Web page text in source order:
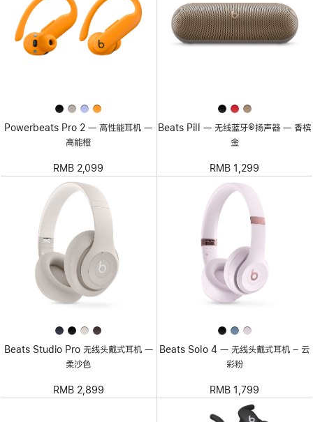
Powerbeats Pro 2 — 高性能耳机 —
高能橙
RMB 2,099
Beats Pill — 无线蓝牙®扬声器 — 香槟
金
RMB 1,299
Beats Studio Pro 无线头戴式耳机 —
柔沙色
RMB 2,899
Beats Solo 4 — 无线头戴式耳机 – 云
彩粉
RMB 1,799